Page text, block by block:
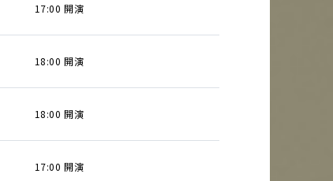
17:00 開演
18:00 開演
18:00 開演
17:00 開演